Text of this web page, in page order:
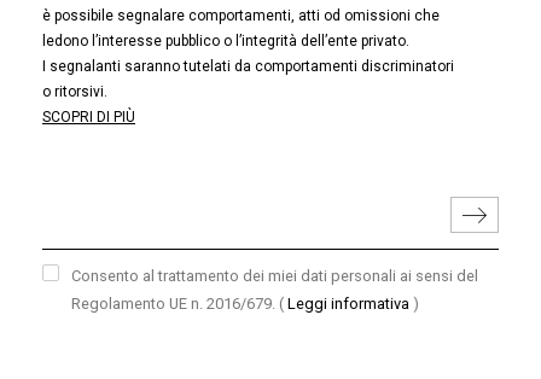
è possibile segnalare comportamenti, atti od omissioni che
ledono l’interesse pubblico o l’integrità dell’ente privato.
I segnalanti saranno tutelati da comportamenti discriminatori
o ritorsivi.
SCOPRI DI PIÙ
Consento al trattamento dei miei dati personali ai sensi del
Regolamento UE n. 2016/679. ( Leggi informativa )